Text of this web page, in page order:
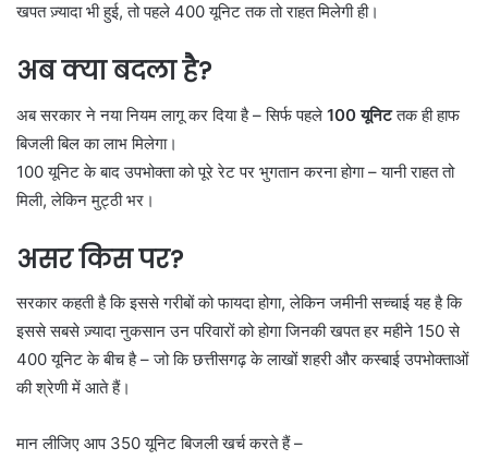
खपत ज़्यादा भी हुई, तो पहले 400 यूनिट तक तो राहत मिलेगी ही।
अब क्या बदला है?
अब सरकार ने नया नियम लागू कर दिया है – सिर्फ पहले 100 यूनिटतक ही हाफ
बिजली बिल का लाभ मिलेगा।
100 यूनिट के बाद उपभोक्ता को पूरे रेट पर भुगतान करना होगा – यानी राहत तो
मिली, लेकिन मुट्ठी भर।
असर किस पर?
सरकार कहती है कि इससे गरीबों को फायदा होगा, लेकिन जमीनी सच्चाई यह है कि
इससे सबसे ज़्यादा नुकसान उन परिवारों को होगा जिनकी खपत हर महीने 150 से
400 यूनिट के बीच है – जो कि छत्तीसगढ़ के लाखों शहरी और कस्बाई उपभोक्ताओं
की श्रेणी में आते हैं।
मान लीजिए आप 350 यूनिट बिजली खर्च करते हैं –